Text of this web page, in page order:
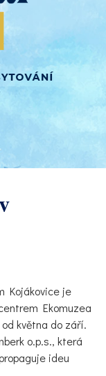
Kojákovice je
Ekomuzea
května do září.
o.p.s., která
ideu